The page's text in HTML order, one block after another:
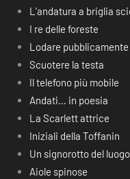
L’andatura a briglia
I re delle foreste
Lodare pubblicamente
Scuotere la testa
Il telefono più mobile
Andati… in poesia
La Scarlett attrice
Iniziali della Toffanin
Un signorotto del luogo
Aiole spinose